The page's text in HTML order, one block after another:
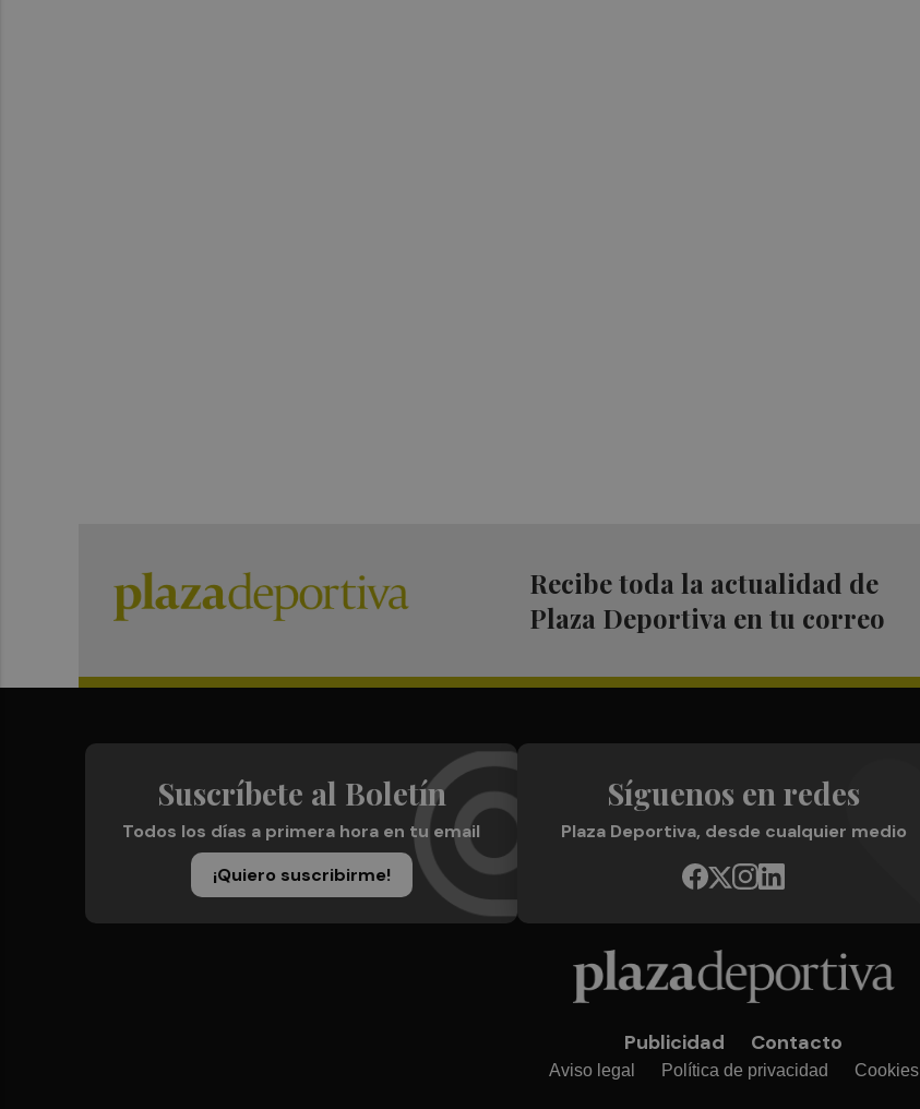
Recibe toda la actualidad de
Plaza Deportiva en tu correo
Suscríbete al Boletín
Todos los días a primera hora en tu email
¡Quiero suscribirme!
Síguenos en redes
Plaza Deportiva, desde cualquier medio
Publicidad Contacto
Aviso legal Política de privacidad Cookies